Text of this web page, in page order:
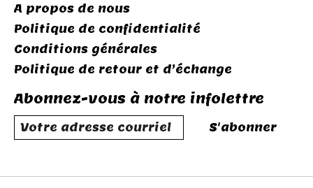
A propos de nous
Politique de confidentialité
Conditions générales
Politique de retour et d’échange
Abonnez-vous à notre infolettre
S'abonner